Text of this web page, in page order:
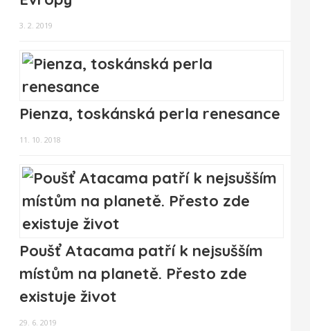
3. 2. 2019
Pienza, toskánská perla renesance
11. 10. 2018
Poušť Atacama patří k nejsušším
místům na planetě. Přesto zde
existuje život
29. 6. 2019